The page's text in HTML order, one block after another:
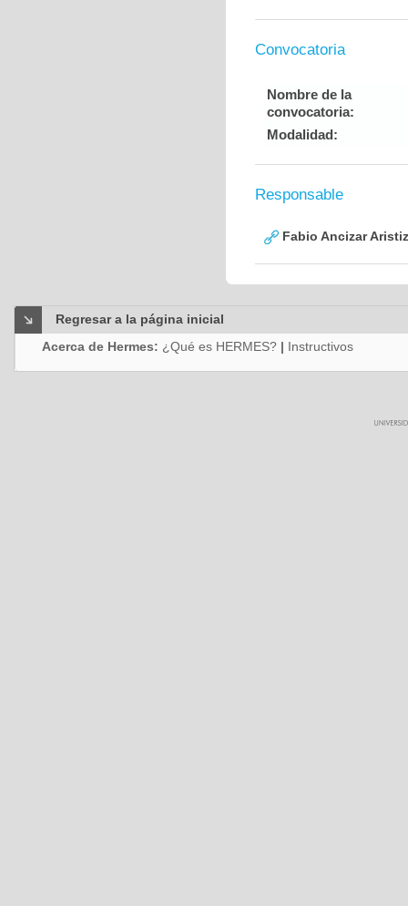
Convocatoria
Nombre de la
convocatoria:
Modalidad:
Responsable
Fabio Ancizar
Regresar a la página inicial
Acerca de Hermes: ¿Qué es HERMES? | Instructivos